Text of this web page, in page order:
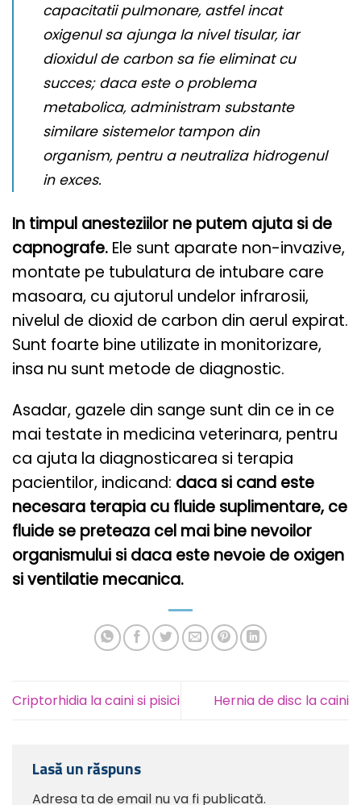
capacitatii pulmonare, astfel incat
oxigenul sa ajunga la nivel tisular, iar
dioxidul de carbon sa fie eliminat cu
succes; daca este o problema
metabolica, administram substante
similare sistemelor tampon din
organism, pentru a neutraliza hidrogenul
in exces.
In timpul anesteziilor ne putem ajuta si de
capnografe. Ele sunt aparate non-invazive,
montate pe tubulatura de intubare care
masoara, cu ajutorul undelor infrarosii,
nivelul de dioxid de carbon din aerul expirat.
Sunt foarte bine utilizate in monitorizare,
insa nu sunt metode de diagnostic.
Asadar, gazele din sange sunt din ce in ce
mai testate in medicina veterinara, pentru
ca ajuta la diagnosticarea si terapia
pacientilor, indicand: daca si cand este
necesara terapia cu fluide suplimentare, ce
fluide se preteaza cel mai bine nevoilor
organismului si daca este nevoie de oxigen
si ventilatie mecanica.
Criptorhidia la caini si pisici Hernia de disc la caini
Lasă un răspuns
Adresa ta de email nu va fi publicată.